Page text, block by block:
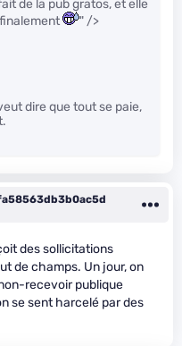
de la pub gratos, et elle
" />
dire que tout se paie,
des sollicitations
de champs. Un jour, on
recevoir publique
se sent harcelé par des